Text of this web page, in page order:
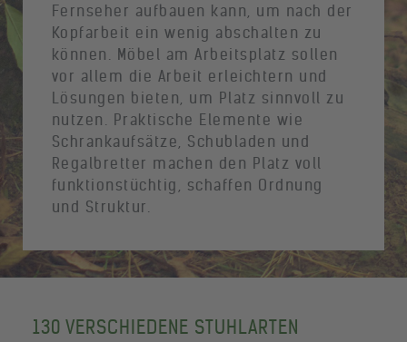
Fernseher aufbauen kann, um nach der
Kopfarbeit ein wenig abschalten zu
können. Möbel am Arbeitsplatz sollen
vor allem die Arbeit erleichtern und
Lösungen bieten, um Platz sinnvoll zu
nutzen. Praktische Elemente wie
Schrankaufsätze, Schubladen und
Regalbretter machen den Platz voll
funktionstüchtig, schaffen Ordnung
und Struktur.
130 VERSCHIEDENE STUHLARTEN